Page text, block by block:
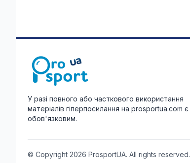
У разі повного або часткового використання
матеріалів гіперпосилання на prosportua.com є
обов'язковим.
© Copyright 2026 ProsportUA. All rights reserved.